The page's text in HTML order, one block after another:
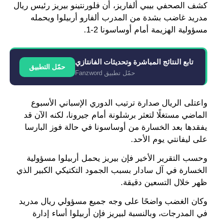
كشف الصحفي بيبي ألفاريز، أن فلورنتينو بيريز رئيس ريال
مدريد غاضب بشدة من المدرب ألفارو أربيلوا ويحمله
مسؤولية الهزيمة أمام أوساسونا 2-1.
تابع النتائج المباشرة وتحديثات الفانتازي
حمّل تطبيق Fanzword
حمّل التطبيق
واعتلى الريال صدارة ترتيب الدوري الإسباني الأسبوع
الماضي مستغلًا لتعثر برشلونة أمام جيرونا، لكنه الآن قد
يفقدها بعد الخسارة من أوساسونا في حالة فوز البارسا
على ليفانتي يوم الأحد.
وحسب التقرير الأخير فإن بيريز يحمل أربيلوا مسؤولية
الخسارة في آل سادار بسبب الجمود التكتيكي الكبير الذي
ظهر خلال التسعين دقيقة.
وكان الغضب واضحًا على وجه جميع مسؤولي ريال مدريد
في المدرجات، وبالنسبة لبيريز فإن أربيلوا أساء إدارة